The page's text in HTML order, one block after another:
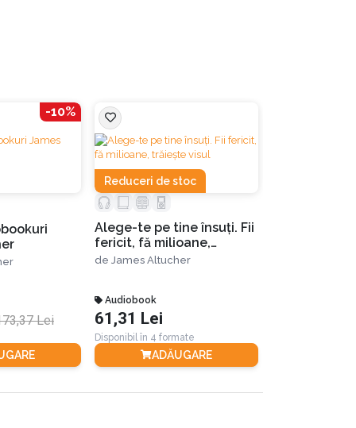
-10%
Lei
Reduceri de stoc
Alege-te pe tine însuţi. Fii
fericit, fă milioane,
trăieşte visul
de James Altucher
Audiobook
61,31 Lei
Disponibil în 4 formate
ADĂUGARE